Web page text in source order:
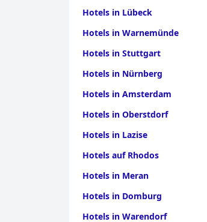
Hotels in Lübeck
Hotels in Warnemünde
Hotels in Stuttgart
Hotels in Nürnberg
Hotels in Amsterdam
Hotels in Oberstdorf
Hotels in Lazise
Hotels auf Rhodos
Hotels in Meran
Hotels in Domburg
Hotels in Warendorf